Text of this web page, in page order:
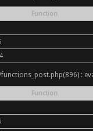
Function
:
Function